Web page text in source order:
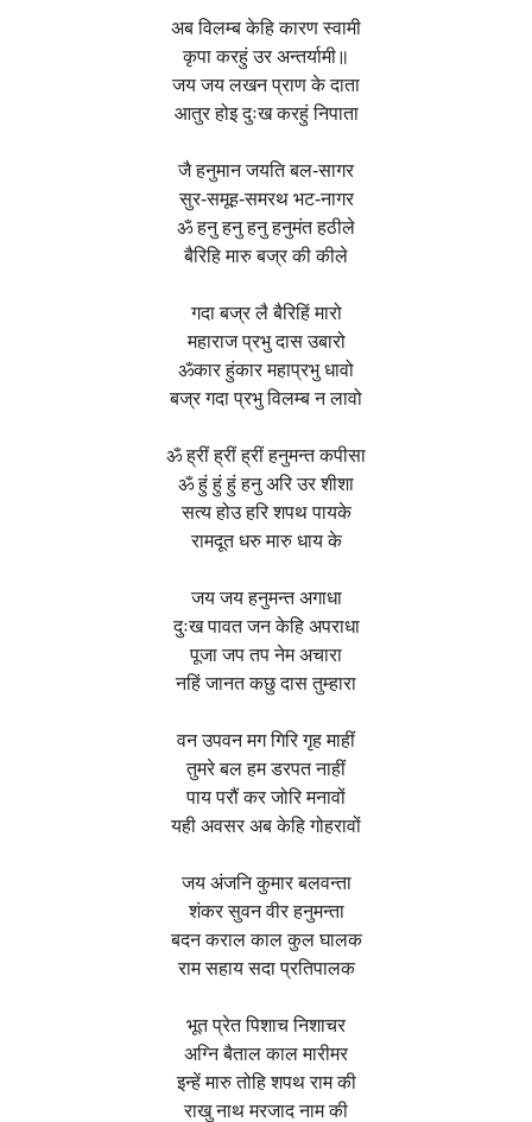
अब विलम्ब केहि कारण स्वामी
कृपा करहुं उर अन्तर्यामी॥
जय जय लखन प्राण के दाता
आतुर होइ दुःख करहुं निपाता
जै हनुमान जयति बल-सागर
सुर-समूह-समरथ भट-नागर
ॐ हनु हनु हनु हनुमंत हठीले
बैरिहि मारु बज्र की कीले
गदा बज्र लै बैरिहिं मारो
महाराज प्रभु दास उबारो
ॐकार हुंकार महाप्रभु धावो
बज्र गदा प्रभु विलम्ब न लावो
ॐ ह्रीं ह्रीं ह्रीं हनुमन्त कपीसा
ॐ हुं हुं हुं हनु अरि उर शीशा
सत्य होउ हरि शपथ पायके
रामदूत धरु मारु धाय के
जय जय हनुमन्त अगाधा
दुःख पावत जन केहि अपराधा
पूजा जप तप नेम अचारा
नहिं जानत कछु दास तुम्हारा
वन उपवन मग गिरि गृह माहीं
तुमरे बल हम डरपत नाहीं
पाय परौं कर जोरि मनावों
यही अवसर अब केहि गोहरावों
जय अंजनि कुमार बलवन्ता
शंकर सुवन वीर हनुमन्ता
बदन कराल काल कुल घालक
राम सहाय सदा प्रतिपालक
भूत प्रेत पिशाच निशाचर
अग्नि बैताल काल मारीमर
इन्हें मारु तोहि शपथ राम की
राखु नाथ मरजाद नाम की